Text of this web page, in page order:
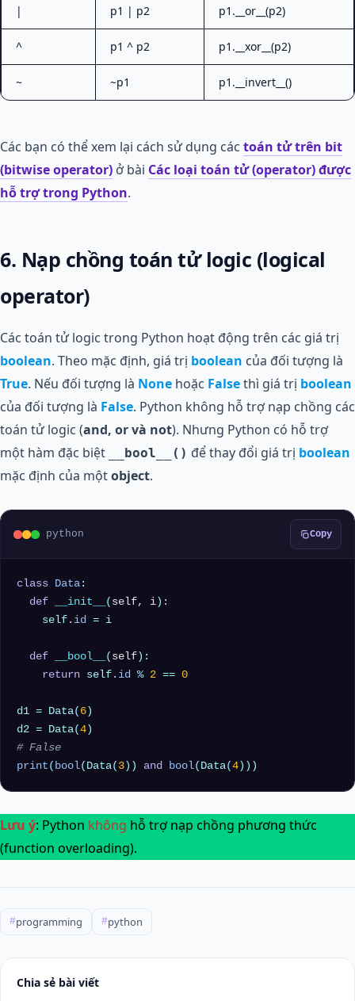
| p1 | p2 p1.__or__(p2)
^ p1 ^ p2 p1.__xor__(p2)
~ ~p1 p1.__invert__()
Các bạn có thể xem lại cách sử dụng các toán tử trên bit
(bitwise operator) ở bài Các loại toán tử (operator) được
hỗ trợ trong Python.
6. Nạp chồng toán tử logic (logical
operator)
Các toán tử logic trong Python hoạt động trên các giá trị
boolean. Theo mặc định, giá trị boolean của đối tượng là
True. Nếu đối tượng là None hoặc Falsethì giá trị boolean
của đối tượng là False. Python không hỗ trợ nạp chồng các
toán tử logic (and, or và not). Nhưng Python có hỗ trợ
một hàm đặc biệt
__bool__() để thay đổi giá trị boolean
mặc định của mộtobject.
python Copy
class Data :
def
__init__ ( self, i ):
    self.
id = i
def __bool__ ( self ):
return self. id % 2 == 0
d1 = Data( 6 )
d2 = Data( 4
# False
print ( bool(Data( 3 )) and bool(Data( 4
Lưu ý: Python không hỗ trợ nạp chồng phương thức
(function overloading).
#programming #python
Chia sẻ bài viết